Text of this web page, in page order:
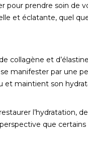
pour prendre soin de
et éclatante, quel
collagène et
manifester par une
maintient son
l’hydratation,
que